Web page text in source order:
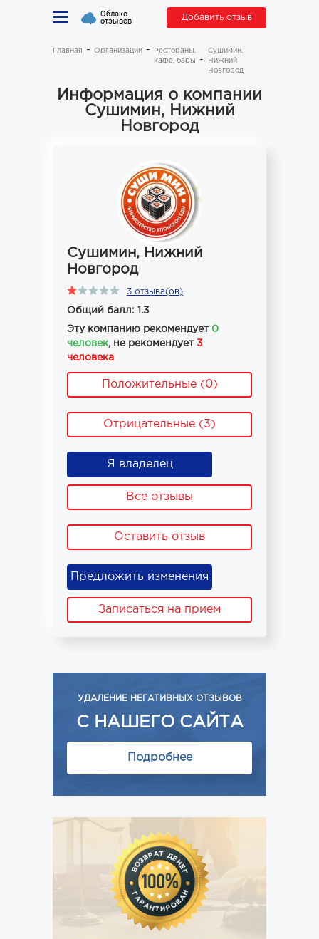
Облако
отзывов Добавить отзыв
Главная Организации
Рестораны,
кафе, бары
Сушимин,
Нижний
Новгород
Информация о компании
Сушимин, Нижний
Новгород
Сушимин, Нижний
Новгород
3 отзыва(ов)
Общий балл: 1.3
Эту компанию рекомендует 0
человек, не рекомендует 3
человека
Положительные (0)
Отрицательные (3)
Я владелец
Все отзывы
Оставить отзыв
Предложить изменения
Записаться на прием
УДАЛЕНИЕ НЕГАТИВНЫХ ОТЗЫВОВ
С НАШЕГО САЙТА
Подробнее